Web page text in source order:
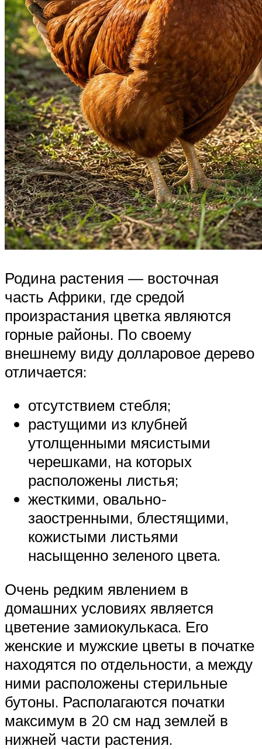
Родина растения — восточная
часть Африки, где средой
произрастания цветка являются
горные районы. По своему
внешнему виду долларовое дерево
отличается:
отсутствием стебля;
растущими из клубней
утолщенными мясистыми
черешками, на которых
расположены листья;
жесткими, овально-
заостренными, блестящими,
кожистыми листьями
насыщенно зеленого цвета.
Очень редким явлением в
домашних условиях является
цветение замиокулькаса. Его
женские и мужские цветы в початке
находятся по отдельности, а между
ними расположены стерильные
бутоны. Располагаются початки
максимум в 20 см над землей в
нижней части растения.